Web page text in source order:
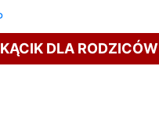
KĄCIK DLA RODZICÓW